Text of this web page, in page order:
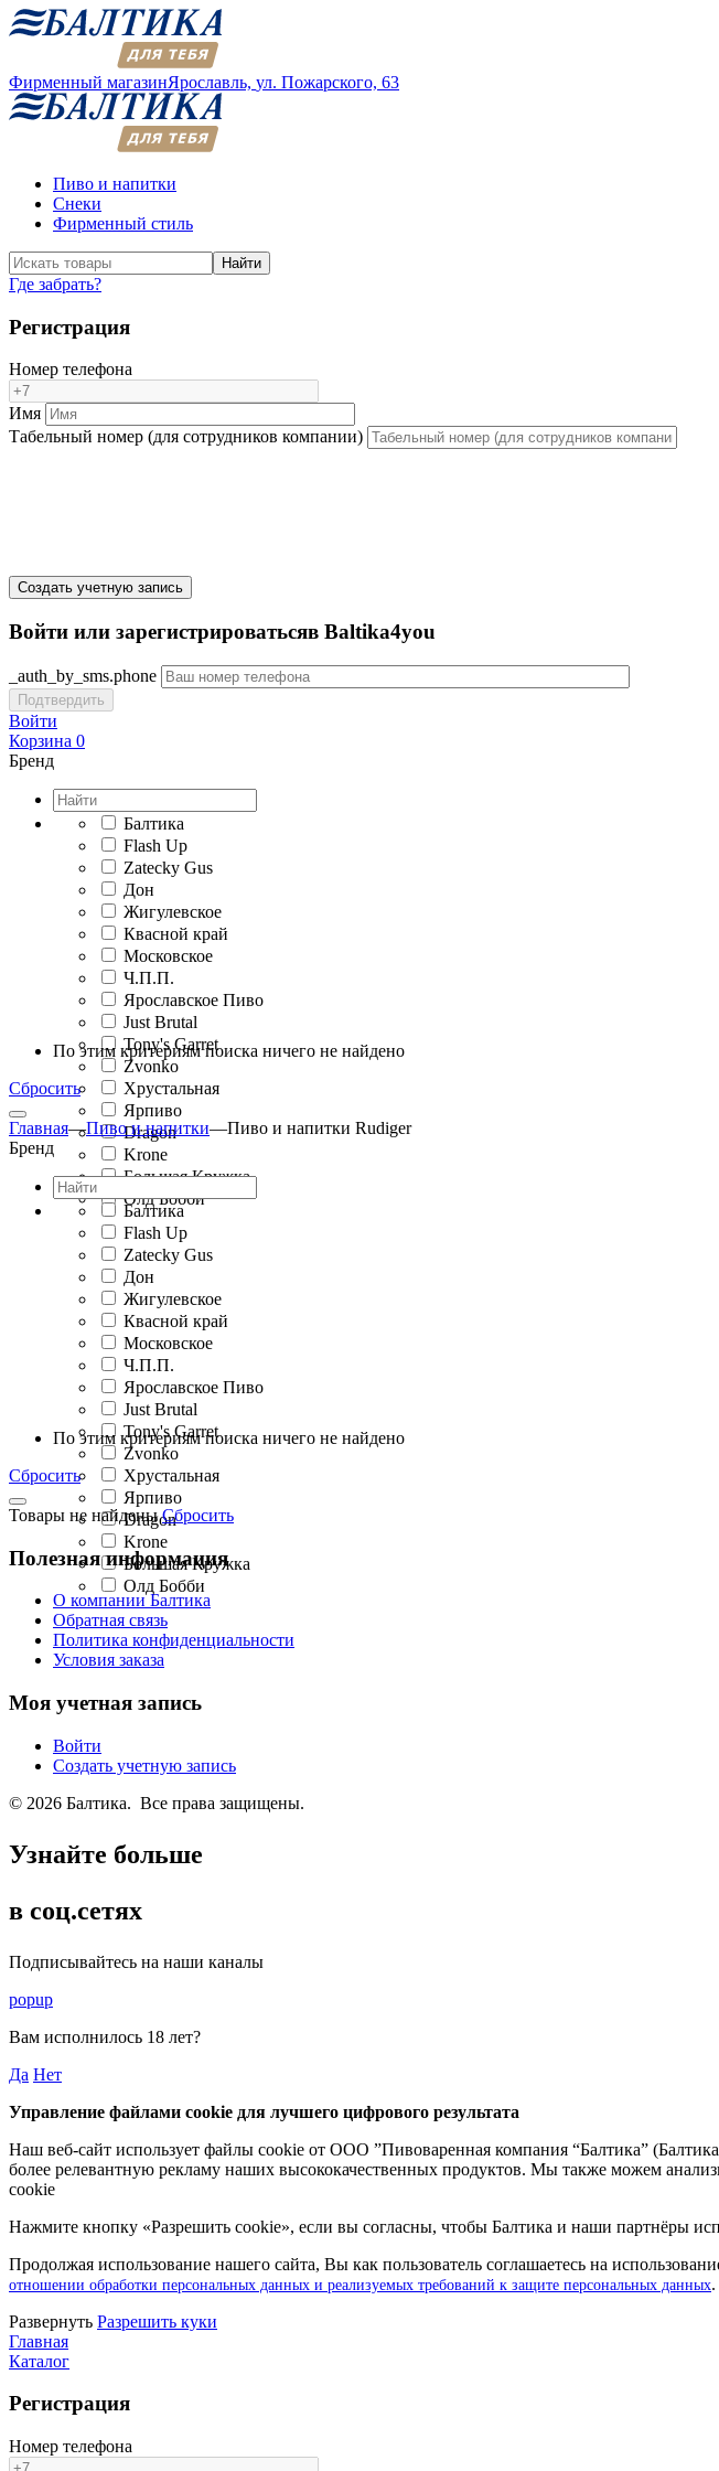
Фирменный магазинЯрославль, ул. Пожарского, 63
Пиво и напитки
Снеки
Фирменный стиль
Найти
Где забрать?
Регистрация
Номер телефона
Имя
Табельный номер (для сотрудников компании)
Создать учетную запись
Войти или зарегистрироватьсяв Baltika4you
_auth_by_sms.phone
Подтвердить
Войти
Корзина 0
Бренд
Балтика
Flash Up
Zatecky Gus
Дон
Жигулевское
Квасной край
Московское
Ч.П.П.
Ярославское Пиво
Just Brutal
Tony's Garret
Zvonko
Хрустальная
Ярпиво
Dragon
Krone
Большая Кружка
Олд Бобби
По этим критериям поиска ничего не найдено
Сбросить
Главная—Пиво и напитки—Пиво и напитки Rudiger
Бренд
Балтика
Flash Up
Zatecky Gus
Дон
Жигулевское
Квасной край
Московское
Ч.П.П.
Ярославское Пиво
Just Brutal
Tony's Garret
Zvonko
Хрустальная
Ярпиво
Dragon
Krone
Большая Кружка
Олд Бобби
По этим критериям поиска ничего не найдено
Сбросить
Товары не найденыСбросить
Полезная информация
О компании Балтика
Обратная связь
Политика конфиденциальности
Условия заказа
Моя учетная запись
Войти
Создать учетную запись
© 2026 Балтика. Все права защищены.
Узнайте больше
в соц.сетях
Подписывайтесь на наши каналы
popup
Вам исполнилось 18 лет?
Да Нет
Управление файлами cookie для лучшего цифрового результата
Наш веб-сайт использует файлы cookie от ООО ”Пивоваренная компания “Балтика”
более релевантную рекламу наших высококачественных продуктов. Мы также можем
cookie
Нажмите кнопку «Разрешить cookie», если вы согласны, чтобы Балтика и наши партнёры
Продолжая использование нашего сайта, Вы как пользователь соглашаетесь на
отношении обработки персональных данных и реализуемых требований к защите персональных данных.
Pазвернуть Разрешить куки
Главная
Каталог
Регистрация
Номер телефона